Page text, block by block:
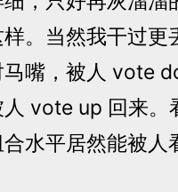
。当然我干过更
嘴，被人 vote
vote up 回来。
水平居然能被人